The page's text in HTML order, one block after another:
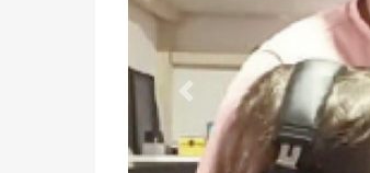
Précédent